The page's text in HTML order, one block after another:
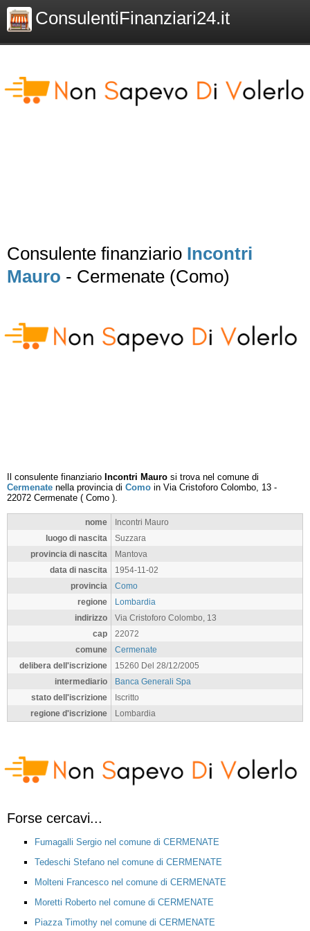
ConsulentiFinanziari24.it
Consulente finanziario Incontri
Mauro - Cermenate (Como)
Il consulente finanziario Incontri Mauro si trova nel comune di
Cermenate nella provincia di Como in Via Cristoforo Colombo, 13 -
22072 Cermenate ( Como ).
nome
Incontri Mauro
luogo di nascita
Suzzara
provincia di nascita
Mantova
data di nascita
1954-11-02
provincia
Como
regione
Lombardia
indirizzo
Via Cristoforo Colombo, 13
cap
22072
comune
Cermenate
delibera dell'iscrizione
15260 Del 28/12/2005
intermediario
Banca Generali Spa
stato dell'iscrizione
Iscritto
regione d'iscrizione
Lombardia
Forse cercavi...
Fumagalli Sergio nel comune di CERMENATE
Tedeschi Stefano nel comune di CERMENATE
Molteni Francesco nel comune di CERMENATE
Moretti Roberto nel comune di CERMENATE
Piazza Timothy nel comune di CERMENATE